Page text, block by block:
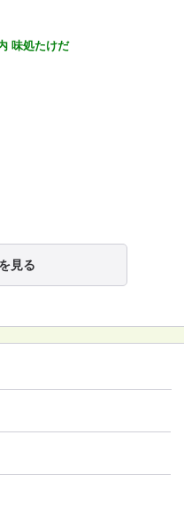
味処たけだ
見る